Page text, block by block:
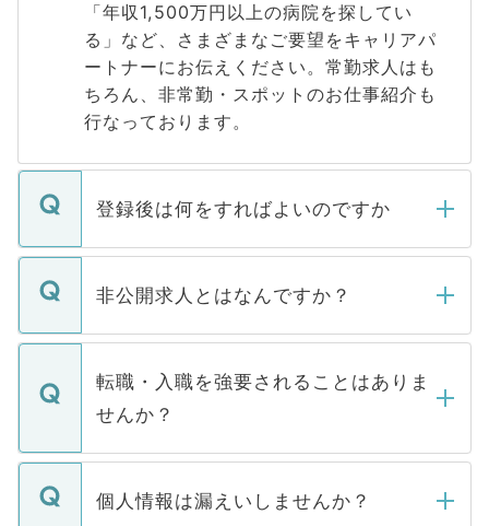
「年収1,500万円以上の病院を探してい
る」など、さまざまなご要望をキャリアパ
ートナーにお伝えください。常勤求人はも
ちろん、非常勤・スポットのお仕事紹介も
行なっております。
登録後は何をすればよいのですか
ご登録いただきましたら、弊社担当者がご
登録内容を確認し、その後メールもしくは
ます。通常、5営業日以内にはご連絡をせて
いただきますので、しばらくお待ちくださ
非公開求人とはなんですか？
マイナビDOCTORで取り扱っている求人の
うち約3割は、Webサイトからご覧いただ
けない「非公開求人」です。非公開求人は
下記の理由によって、一般には公開してい
ません。
■応募殺到を避けるため 人気のある医療機
転職・入職を強要されることはありま
せんか？
転職・入職を強要することは一切ありませ
ん。また、仮に応募先から内定をいただい
個人情報は漏えいしませんか？